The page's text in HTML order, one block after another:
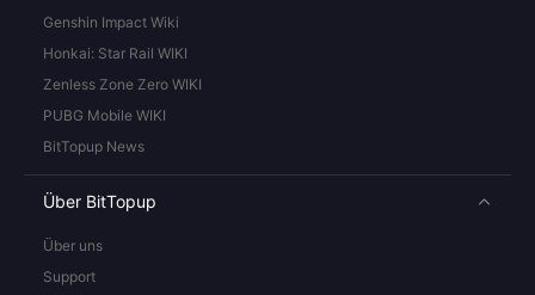
Genshin Impact Wiki
Honkai: Star Rail WIKI
Zenless Zone Zero WIKI
PUBG Mobile WIKI
BitTopup News
Über BitTopup
Über uns
Support